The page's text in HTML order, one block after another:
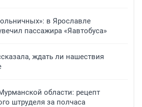
в Ярославле
пассажира «Яавтобуса»
ждать ли нашествия
области: рецепт
штруделя за полчаса